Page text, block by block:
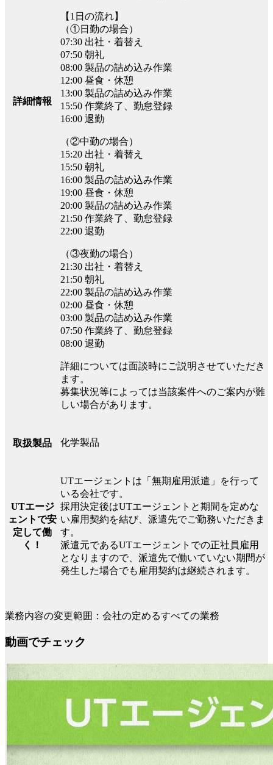
詳細情報
【1日の流れ】
（①日勤の場合）
07:30 出社・着替え
07:50 朝礼
08:00 製品の詰め込み作業
12:00 昼食・休憩
13:00 製品の詰め込み作業
15:50 作業終了、勤怠登録
16:00 退勤
（②中勤の場合）
15:20 出社・着替え
15:50 朝礼
16:00 製品の詰め込み作業
19:00 昼食・休憩
20:00 製品の詰め込み作業
21:50 作業終了、勤怠登録
22:00 退勤
（③夜勤の場合）
21:30 出社・着替え
21:50 朝礼
22:00 製品の詰め込み作業
02:00 昼食・休憩
03:00 製品の詰め込み作業
07:50 作業終了、勤怠登録
08:00 退勤
詳細については面談時にご説明させていただき
ます。
募集状況等によっては当該案件へのご案内が難
しい場合があります。
取扱製品 化学製品
UTエージ
ェントで安
定して働
く！
UTエージェントは「無期雇用派遣」を行って
いる会社です。
採用決定後はUTエージェントと期間を定めな
い雇用契約を結び、派遣先でご勤務いただきま
す。
派遣元であるUTエージェントでの正社員雇用
となりますので、派遣先で働いていない期間が
発生した場合でも雇用契約は継続されます。
業務内容の変更範囲：会社の定めるすべての業務
動画でチェック